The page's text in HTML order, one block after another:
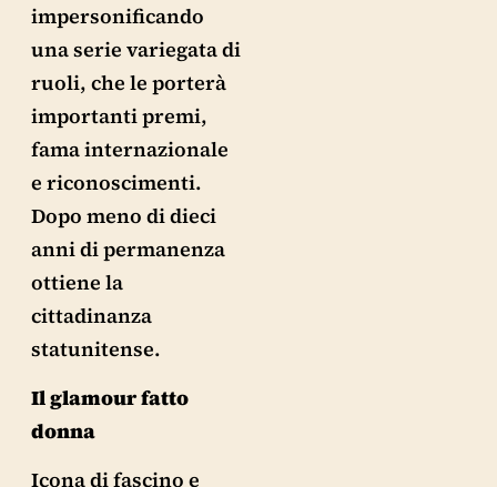
impersonificando
una serie variegata di
ruoli, che le porterà
importanti premi,
fama internazionale
e riconoscimenti.
Dopo meno di dieci
anni di permanenza
ottiene la
cittadinanza
statunitense.
Il glamour fatto
donna
Icona di fascino e